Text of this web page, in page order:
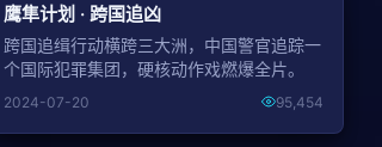
鹰隼计划 · 跨国追凶
跨国追缉行动横跨三大洲，中国警官追踪一
个国际犯罪集团，硬核动作戏燃爆全片。
2024-07-20 95,454